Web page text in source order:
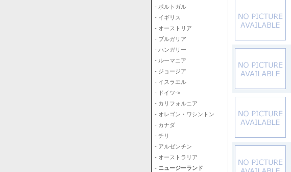
- ポルトガル
- イギリス
- オーストリア
- ブルガリア
- ハンガリー
- ルーマニア
- ジョージア
- イスラエル
- ドイツ->
- カリフォルニア
- オレゴン・ワシントン
- カナダ
- チリ
- アルゼンチン
- オーストラリア
- ニュージーランド